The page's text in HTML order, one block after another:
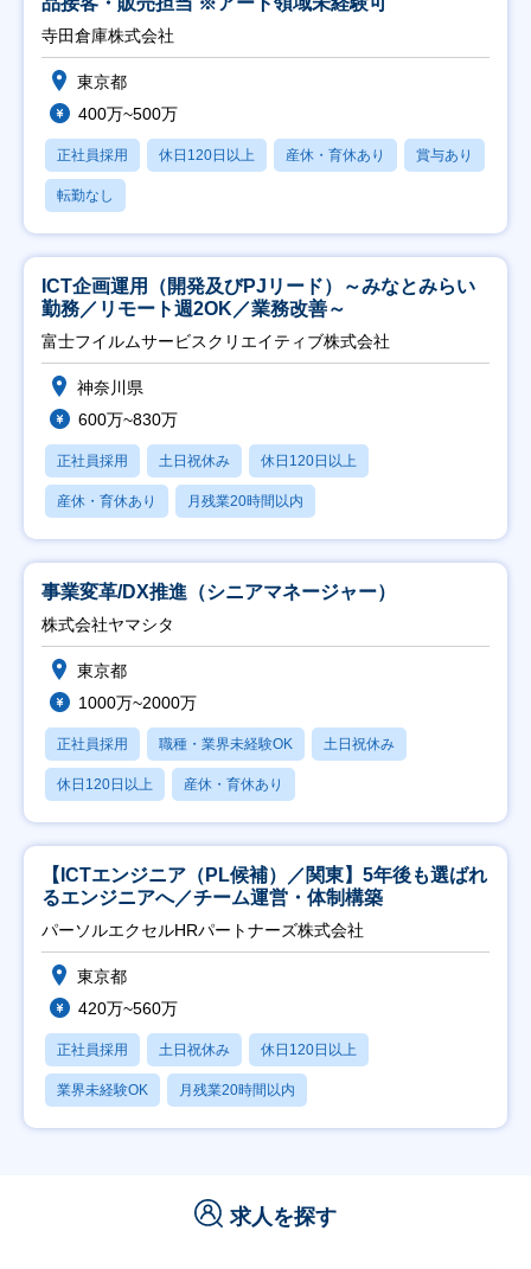
寺田倉庫株式会社
東京都
400万~500万
正社員採用 休日120日以上 産休・育休あり 賞与あり
転勤なし
ICT企画運用（開発及びPJリード）～みなとみらい
勤務／リモート週2OK／業務改善～
富士フイルムサービスクリエイティブ株式会社
神奈川県
600万~830万
正社員採用 土日祝休み 休日120日以上
産休・育休あり 月残業20時間以内
事業変革/DX推進（シニアマネージャー）
株式会社ヤマシタ
東京都
1000万~2000万
正社員採用 職種・業界未経験OK 土日祝休み
休日120日以上 産休・育休あり
【ICTエンジニア（PL候補）／関東】5年後も選ばれ
るエンジニアへ／チーム運営・体制構築
パーソルエクセルHRパートナーズ株式会社
東京都
420万~560万
正社員採用 土日祝休み 休日120日以上
業界未経験OK 月残業20時間以内
求人を探す